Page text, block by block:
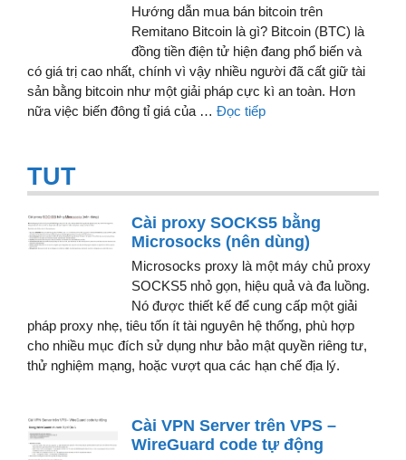
Hướng dẫn mua bán bitcoin trên
Remitano Bitcoin là gì? Bitcoin (BTC) là
đồng tiền điện tử hiện đang phổ biến và
có giá trị cao nhất, chính vì vậy nhiều người đã cất giữ tài
sản bằng bitcoin như một giải pháp cực kì an toàn. Hơn
nữa việc biến đông tỉ giá của … Đọc tiếp
TUT
Cài proxy SOCKS5 bằng
Microsocks (nên dùng)
Microsocks proxy là một máy chủ proxy
SOCKS5 nhỏ gọn, hiệu quả và đa luồng.
Nó được thiết kế để cung cấp một giải
pháp proxy nhẹ, tiêu tốn ít tài nguyên hệ thống, phù hợp
cho nhiều mục đích sử dụng như bảo mật quyền riêng tư,
thử nghiệm mạng, hoặc vượt qua các hạn chế địa lý.
Cài VPN Server trên VPS –
WireGuard code tự động